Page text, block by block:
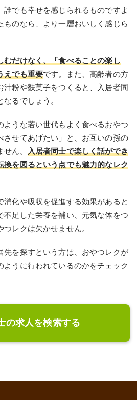
誰でも幸せを感じられるものですよ
ものなら、より一層おいしく感じら
むだけなく、「食べることの楽し
えでも重要です。また、高齢者の方
汁粉や麩菓子をつくると、入居者同
るでしょう。
ような若い世代もよく食べるおやつ
させてあげたい」と、お互いの孫の
ん。
入居者同士で楽しく話ができ
換を図るという点でも魅力的なレク
消化や吸収を促進する効果があると
不足した栄養を補い、元気な体をつ
レクは欠かせません。
先を探すという方は、おやつレクが
ように行われているのかをチェック
の求人を検索する